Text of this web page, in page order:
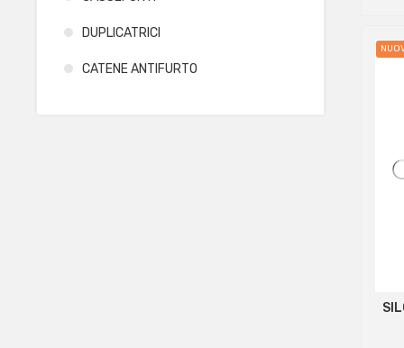
DUPLICATRICI
CATENE ANTIFURTO